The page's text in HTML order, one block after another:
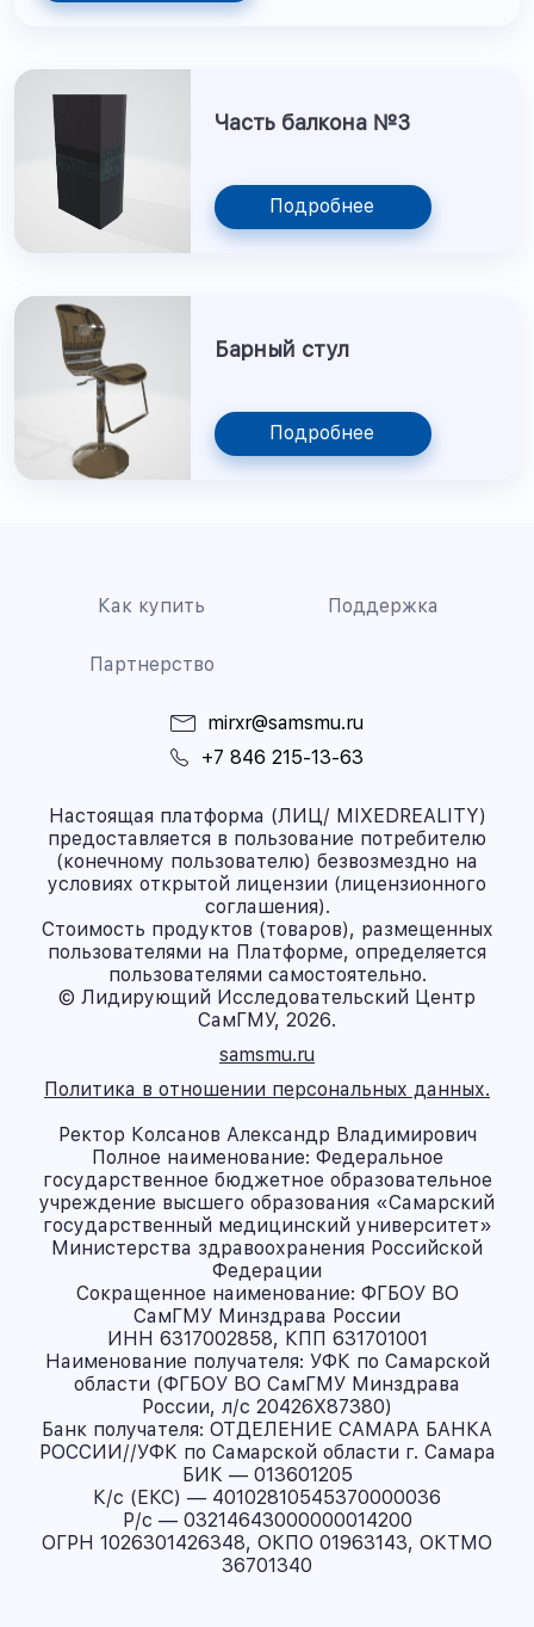
Часть балкона №3
Подробнее
Барный стул
Подробнее
Как купить Поддержка
Партнерство
mirxr@samsmu.ru
+7 846 215-13-63
Настоящая платформа (ЛИЦ/ MIXEDREALITY)
предоставляется в пользование потребителю
(конечному пользователю) безвозмездно на
условиях открытой лицензии (лицензионного
соглашения).
Стоимость продуктов (товаров), размещенных
пользователями на Платформе, определяется
пользователями самостоятельно.
© Лидирующий Исследовательский Центр
СамГМУ, 2026.
samsmu.ru
Политика в отношении персональных данных.
Ректор Колсанов Александр Владимирович
Полное наименование: Федеральное
государственное бюджетное образовательное
учреждение высшего образования «Самарский
государственный медицинский университет»
Министерства здравоохранения Российской
Федерации
Сокращенное наименование: ФГБОУ ВО
СамГМУ Минздрава России
ИНН 6317002858, КПП 631701001
Наименование получателя: УФК по Самарской
области (ФГБОУ ВО СамГМУ Минздрава
России, л/с 20426X87380)
Банк получателя: ОТДЕЛЕНИЕ САМАРА БАНКА
РОССИИ//УФК по Самарской области г. Самара
БИК — 013601205
К/с (ЕКС) — 40102810545370000036
Р/с — 03214643000000014200
ОГРН 1026301426348, ОКПО 01963143, ОКТМО
36701340